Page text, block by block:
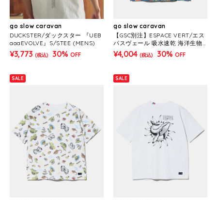
go slow caravan
DUCKSTER/ダックスター 『UEB
aaaEVOLVE』S/STEE (MENS)
¥3,773 (税込) 30% OFF
go slow caravan
【GSC別注】ESPACE VERT/エス
パスヴェール 吸水速乾 海洋生物
総柄OPシャツ (MENS)
¥4,004 (税込) 30% OFF
SALE SALE